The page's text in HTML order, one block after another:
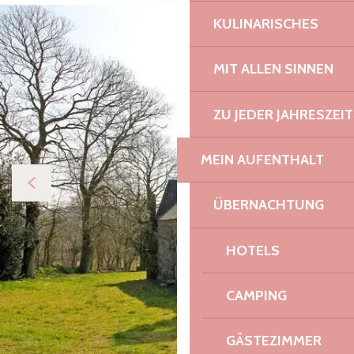
KULINARISCHES
MIT ALLEN SINNEN
ZU JEDER JAHRESZEIT
MEIN AUFENTHALT
ÜBERNACHTUNG
HOTELS
CAMPING
GÄSTEZIMMER